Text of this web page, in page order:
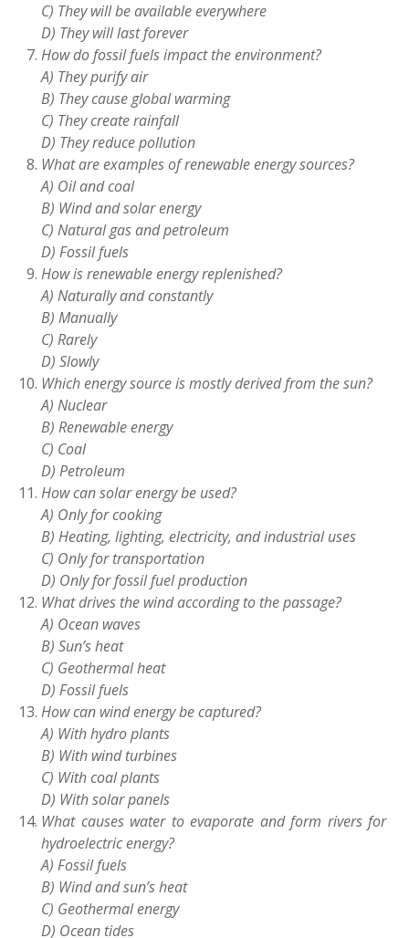
C) They will be available everywhere
D) They will last forever
How do fossil fuels impact the environment?
A) They purify air
B) They cause global warming
C) They create rainfall
D) They reduce pollution
What are examples of renewable energy sources?
A) Oil and coal
B) Wind and solar energy
C) Natural gas and petroleum
D) Fossil fuels
How is renewable energy replenished?
A) Naturally and constantly
B) Manually
C) Rarely
D) Slowly
Which energy source is mostly derived from the sun?
A) Nuclear
B) Renewable energy
C) Coal
D) Petroleum
How can solar energy be used?
A) Only for cooking
B) Heating, lighting, electricity, and industrial uses
C) Only for transportation
D) Only for fossil fuel production
What drives the wind according to the passage?
A) Ocean waves
B) Sun’s heat
C) Geothermal heat
D) Fossil fuels
How can wind energy be captured?
A) With hydro plants
B) With wind turbines
C) With coal plants
D) With solar panels
What causes water to evaporate and form rivers for
hydroelectric energy?
A) Fossil fuels
B) Wind and sun’s heat
C) Geothermal energy
D) Ocean tides